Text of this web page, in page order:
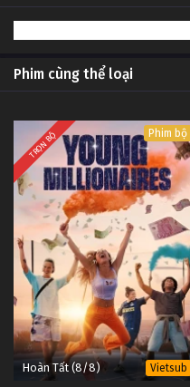
Phim cùng thể loại
TRỌN BỘ Phim bộ
Hoàn Tất (8/8) Vietsub